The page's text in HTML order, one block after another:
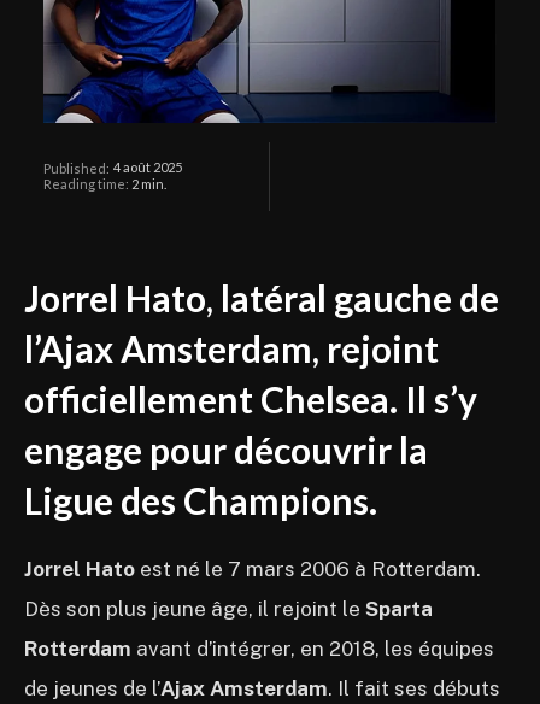
Published: 4 août 2025
Reading time: 2 min.
Jorrel Hato, latéral gauche de
l’Ajax Amsterdam, rejoint
officiellement Chelsea. Il s’y
engage pour découvrir la
Ligue des Champions.
Jorrel Hato est né le 7 mars 2006 à Rotterdam.
Dès son plus jeune âge, il rejoint le Sparta
Rotterdam avant d’intégrer, en 2018, les équipes
de jeunes de l’Ajax Amsterdam. Il fait ses débuts